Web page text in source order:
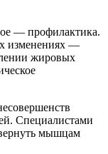
— профилактика.
изменениях —
жировых
Специалистами
мышцам